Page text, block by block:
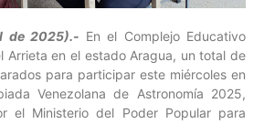
de 2025).- En el Complejo Educativo
Arrieta en el estado Aragua, un total de
para participar este miércoles en
Venezolana de Astronomía 2025,
el Ministerio del Poder Popular para